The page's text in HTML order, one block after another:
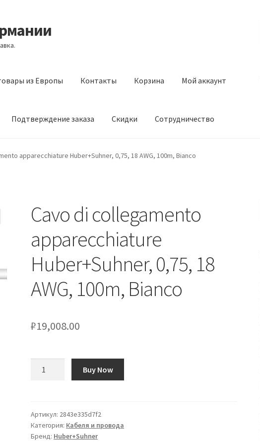
из Европы Контакты Корзина Мой аккаунт
Подтверждение заказа Скидки Сотрудничество
Контакты Корзина Мой аккаунтОставить отзыв
apparecchiature Huber+Suhner, 0,75, 18 AWG, 100m, Bianco
Cavo di collegamento
apparecchiature
Huber+Suhner, 0,75, 18
AWG, 100m, Bianco
₽19,008.00
collegamento
apparecchiature
Huber+Suhner,
Buy Now
Артикул: 2843e335d7f2
Категория: Кабеля и провода
Бренд: Huber+Suhner